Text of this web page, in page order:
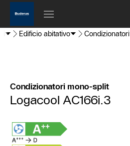
Edificio abitativo Condizionatori
Condizionatori mono-split
Logacool AC166i.3